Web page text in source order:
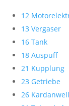
12
13 Vergaser
16 Tank
18 Auspuff
21 Kupplung
23 Getriebe
26